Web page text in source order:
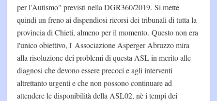
per l'Autismo" previsti nella DGR360/2019. Si mette
quindi un freno ai dispendiosi ricorsi dei tribunali di tutta la
provincia di Chieti, almeno per il momento. Questo non era
l'unico obiettivo, l' Associazione Asperger Abruzzo mira
alla risoluzione dei problemi di questa ASL in merito alle
diagnosi che devono essere precoci e agli interventi
altrettanto urgenti e che non possono continuare ad
attendere le disponibilità della ASL02, nè i tempi dei